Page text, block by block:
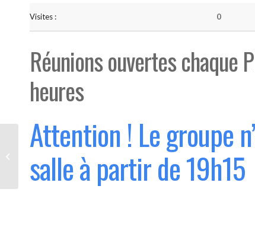
Visites : 0
Réunions ouvertes chaque
heures
Attention ! Le groupe
salle à partir de 19h15
Bouge “Saint-Luc” (Ouvert 1°
mercredi du mois)